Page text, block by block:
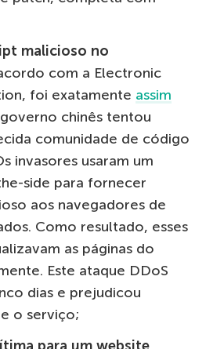
malicioso no
com a Electronic
foi exatamente assim
chinês tentou
comunidade de código
invasores usaram um
side para fornecer
aos navegadores de
Como resultado, esses
as páginas do
Este ataque DDoS
dias e prejudicou
o serviço;
para um website.